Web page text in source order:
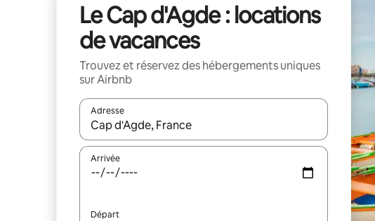
Le Cap d'Agde : locations
de vacances
Trouvez et réservez des hébergements uniques
sur Airbnb
Adresse
Lorsque les résultats s'affichent, utilisez les flèches vers le
Arrivée
Départ